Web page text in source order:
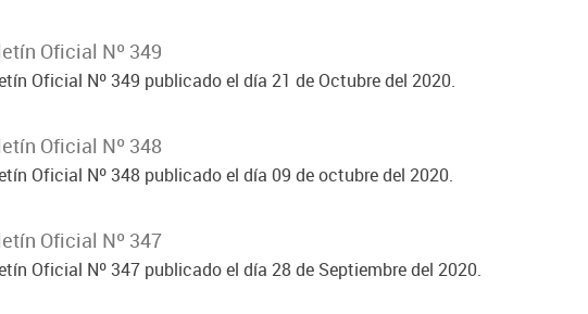
Oficial Nº 349
Oficial Nº 349 publicado el día 21 de Octubre del 2020.
Oficial Nº 348
Oficial Nº 348 publicado el día 09 de octubre del 2020.
Oficial Nº 347
Oficial Nº 347 publicado el día 28 de Septiembre del 2020.